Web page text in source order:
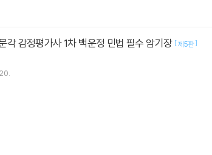
각 감정평가사 1차 백운정 민법 필수 암기장 [제5판]